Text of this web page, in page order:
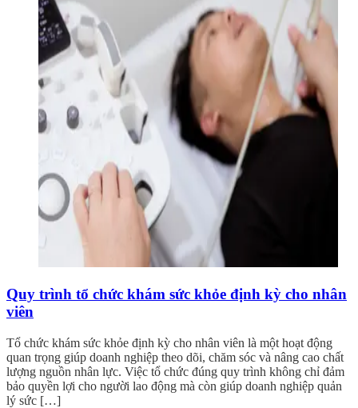
Quy trình tổ chức khám sức khỏe định kỳ cho nhân
viên
Tổ chức khám sức khỏe định kỳ cho nhân viên là một hoạt động
quan trọng giúp doanh nghiệp theo dõi, chăm sóc và nâng cao chất
lượng nguồn nhân lực. Việc tổ chức đúng quy trình không chỉ đảm
bảo quyền lợi cho người lao động mà còn giúp doanh nghiệp quản
lý sức […]